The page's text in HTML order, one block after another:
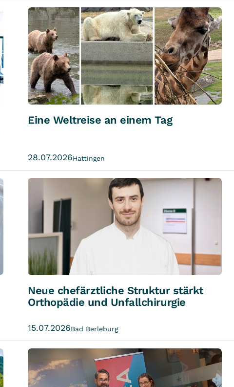
Eine Weltreise an einem Tag
28.07.2026Hattingen
Neue chefärztliche Struktur stärkt
Orthopädie und Unfallchirurgie
15.07.2026Bad Berleburg